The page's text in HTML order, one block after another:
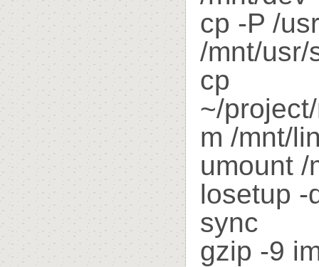
cp -P /
/mnt/usr/
cp
~/
m /mnt/
umount /
losetup -
sync
gzip -9